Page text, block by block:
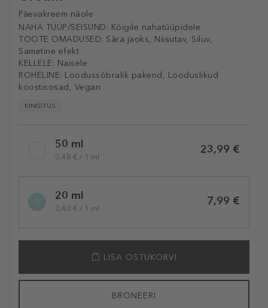
Päevakreem näole
NAHA TÜÜP/SEISUND: Kõigile nahatüüpidele
TOOTE OMADUSED: Sära jaoks, Niisutav, Siluv,
Sametine efekt
KELLELE: Naisele
ROHELINE: Loodussõbralik pakend, Looduslikud
koostisosad, Vegan
KINGITUS
variation50 ml
0,48 € / 1 ml
23,99 €
20 ml
0,40 € / 1 ml
7,99 €
LISA OSTUKORVI
BRONEERI